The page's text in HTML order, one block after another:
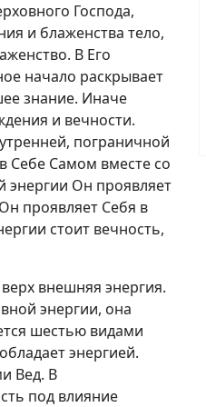
Господа,
и блаженства тело,
В Его
начало раскрывает
знание. Иначе
и вечности.
пограничной
Себе Самом вместе со
энергии Он проявляет
проявляет Себя в
стоит вечность,
внешняя энергия.
энергии, она
шестью видами
энергией.
Вед. В
под влияние